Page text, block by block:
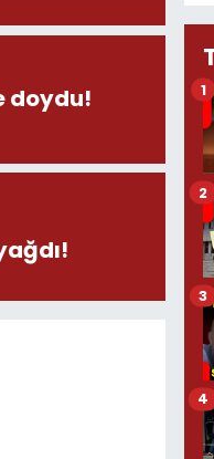
doydu!
1
2
3
4